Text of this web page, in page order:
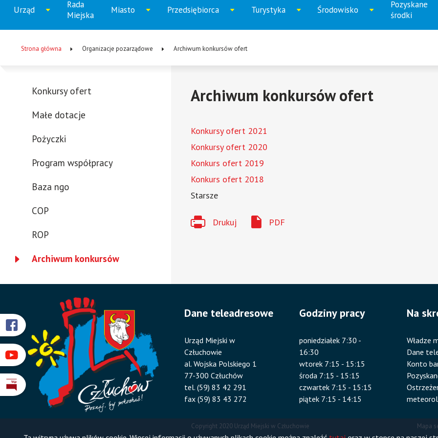
Menu
główne
Rozwiń
Urząd
Rada
Miejska
Rozwiń
Miasto
Rozwiń
Przedsiębiorca
Rozwiń
Turystyka
Rozwiń
Środowisko
Pozyskane
środki
Strona główna Organizacje pozarządowe Archiwum konkursów ofert
-
lewa
Konkursy ofert
Małe dotacje
Pożyczki
Program współpracy
Baza ngo
COP
ROP
Archiwum konkursów
Archiwum konkursów ofert
Konkursy ofert 2021
Konkursy ofert 2020
Konkurs ofert 2019
Konkurs ofert 2018
Starsze
Drukuj PDF
Dane teleadresowe
Urząd Miejski w
Człuchowie
al. Wojska Polskiego 1
77-300 Człuchów
tel. (59) 83 42 291
fax (59) 83 43 272
Godziny pracy
poniedziałek 7:30 -
16:30
wtorek 7:15 - 15:15
środa 7:15 - 15:15
czwartek 7:15 - 15:15
piątek 7:15 - 14:15
Na
Władze
Dane
Konto
Copyright 2020 Urząd Miejski w Człuchowie Mapa
Przyklejone
odnośniki
Otworzy
się
w
nowym
oknie
Otworzy
się
w
nowym
Otworzy
oknie